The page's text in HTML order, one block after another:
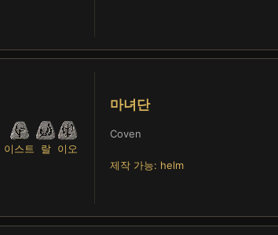
이스트 랄 이오
마녀단
Coven
제작 가능: helm